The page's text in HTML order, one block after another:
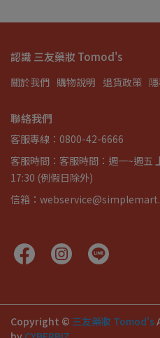
認識 三友藥妝 Tomod's
關於我們 購物說明 退貨政策
聯絡我們
客服專線：0800-42-6666
客服時間：客服時間：週一~週五
17:30 (例假日除外)
信箱：
Copyright © 三友藥妝 Tomod's